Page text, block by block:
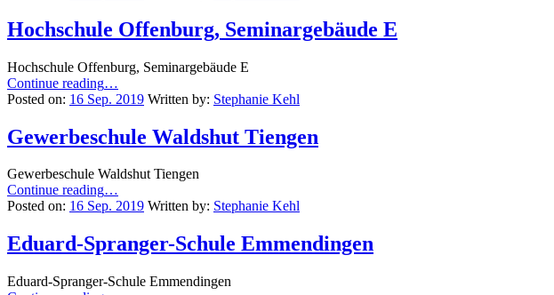
Hochschule Offenburg, Seminargebäude E
Hochschule Offenburg, Seminargebäude E
Continue reading“Hochschule
Offenburg,
E”
…
Posted on: 16 Sep. 2019 Written by: Stephanie Kehl
Gewerbeschule Waldshut Tiengen
Gewerbeschule Waldshut Tiengen
Continue reading“Gewerbeschule
Waldshut
…
Posted on: 16 Sep. 2019 Written by: Stephanie Kehl
Eduard-Spranger-Schule Emmendingen
Eduard-Spranger-Schule Emmendingen